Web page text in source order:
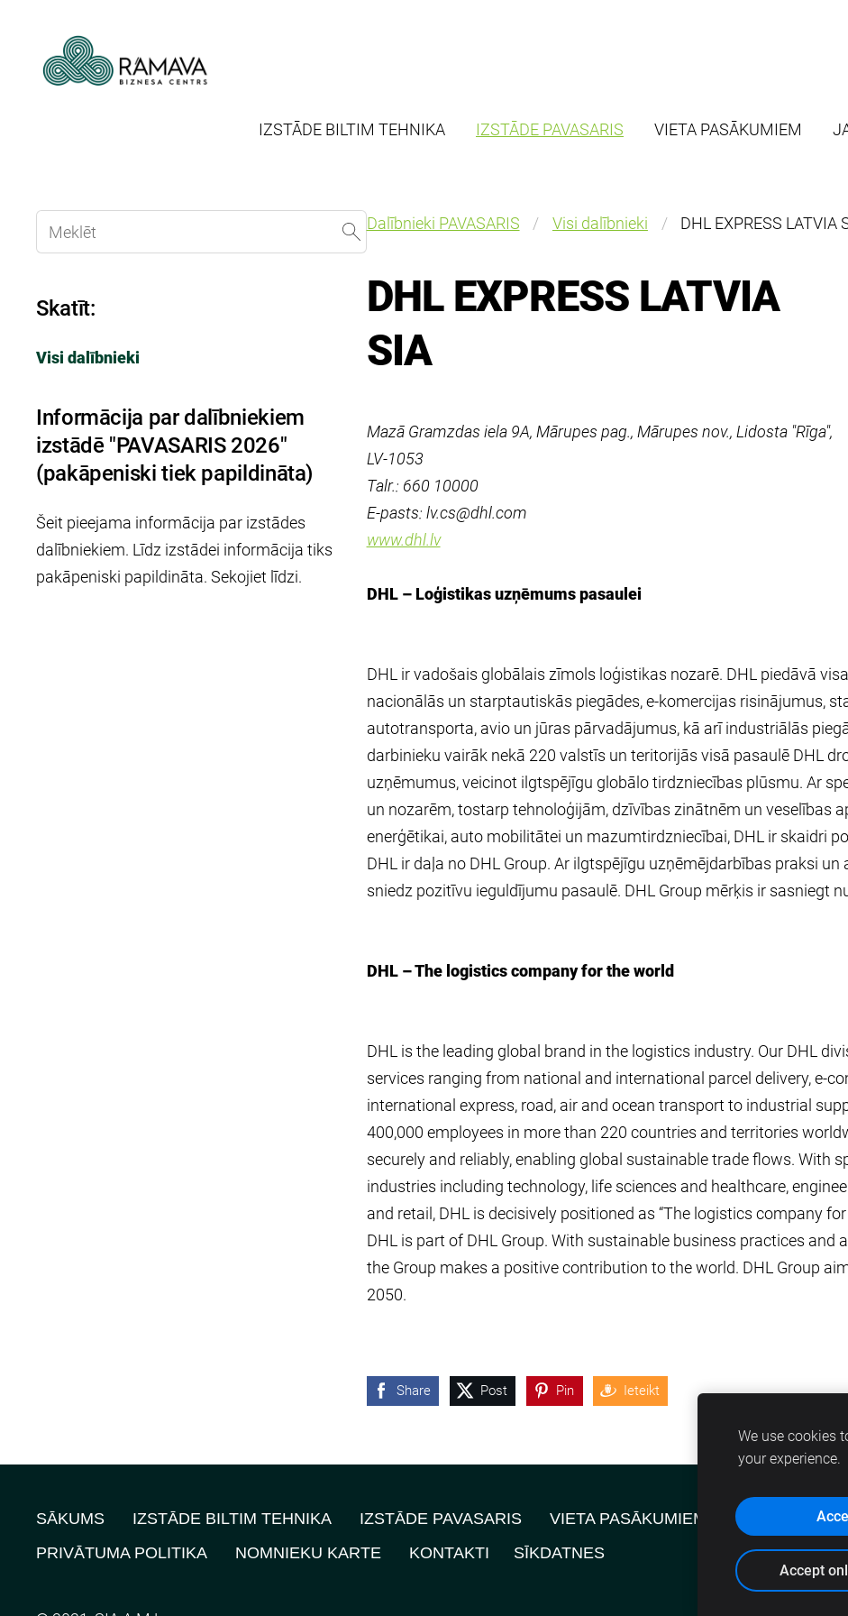
IZSTĀDE BILTIM TEHNIKA IZSTĀDE PAVASARIS VIETA PASĀKUMIEM
Skatīt:
Visi dalībnieki
Informācija par dalībniekiem
izstādē "PAVASARIS 2026"
(pakāpeniski tiek papildināta)
Šeit pieejama informācija par izstādes
dalībniekiem. Līdz izstādei informācija tiks
pakāpeniski papildināta. Sekojiet līdzi.
Dalībnieki PAVASARIS Visi dalībnieki DHL EXPRESS LATVIA
DHL EXPRESS LATVIA
SIA
Mazā Gramzdas iela 9A, Mārupes pag., Mārupes nov., Lidosta "Rīga",
LV-1053
Talr.: 660 10000
E-pasts: lv.cs@dhl.com
www.dhl.lv
DHL – Loģistikas uzņēmums pasaulei
DHL ir vadošais globālais zīmols loģistikas nozarē. DHL piedāvā
nacionālās un starptautiskās piegādes, e-komercijas risinājumus,
autotransporta, avio un jūras pārvadājumus, kā arī industriālās
darbinieku vairāk nekā 220 valstīs un teritorijās visā pasaulē DHL
uzņēmumus, veicinot ilgtspējīgu globālo tirdzniecības plūsmu. Ar
un nozarēm, tostarp tehnoloģijām, dzīvības zinātnēm un veselības
enerģētikai, auto mobilitātei un mazumtirdzniecībai, DHL ir skaidri
DHL ir daļa no DHL Group. Ar ilgtspējīgu uzņēmējdarbības praksi
sniedz pozitīvu ieguldījumu pasaulē. DHL Group mērķis ir sasniegt
DHL – The logistics company for the world
DHL is the leading global brand in the logistics industry. Our DHL
services ranging from national and international parcel delivery, e-
international express, road, air and ocean transport to industrial
400,000 employees in more than 220 countries and territories
securely and reliably, enabling global sustainable trade flows. With
industries including technology, life sciences and healthcare,
and retail, DHL is decisively positioned as “The logistics company for
DHL is part of DHL Group. With sustainable business practices
the Group makes a positive contribution to the world. DHL Group
2050.
Share Post Pin Ieteikt
SĀKUMS IZSTĀDE BILTIM TEHNIKA IZSTĀDE PAVASARIS VIETA PASĀKUMIEM JAUNUMI
PRIVĀTUMA POLITIKA
NOMNIEKU KARTE KONTAKTI SĪKDATNES
We use cookies
your experience.
Accept